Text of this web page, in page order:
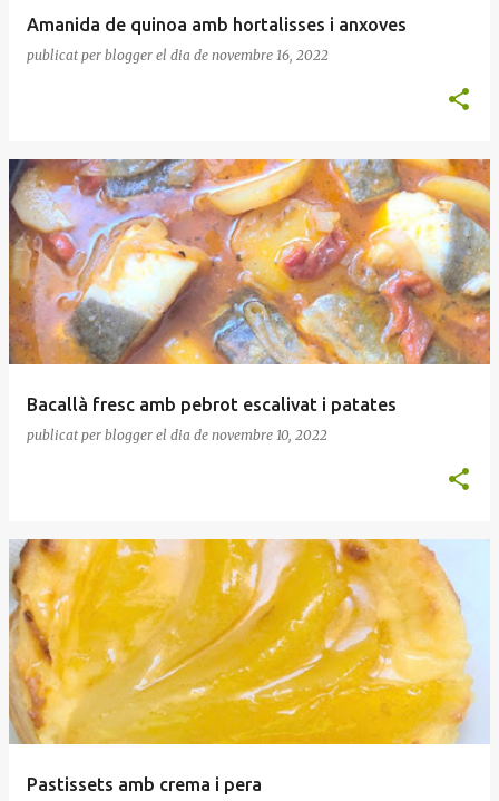
Amanida de quinoa amb hortalisses i anxoves
publicat per blogger el dia de novembre 16, 2022
Bacallà fresc amb pebrot escalivat i patates
publicat per blogger el dia de novembre 10, 2022
Pastissets amb crema i pera